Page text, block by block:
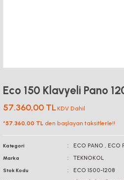
Eco 150 Klavyeli Pano
57.360,00 TL KDV Dahil
*57.360,00 TL den başlayan taksitlerle!!
Kategori ECO PANO , ECO
Marka TEKNOKOL
Stok Kodu ECO 1500-1208